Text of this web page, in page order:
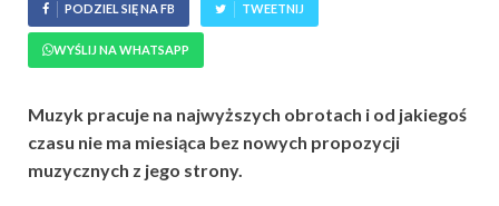
PODZIEL SIĘ NA FB TWEETNIJ
WYŚLIJ NA WHATSAPP
Muzyk pracuje na najwyższych obrotach i od jakiegoś
czasu nie ma miesiąca bez nowych propozycji
muzycznych z jego strony.